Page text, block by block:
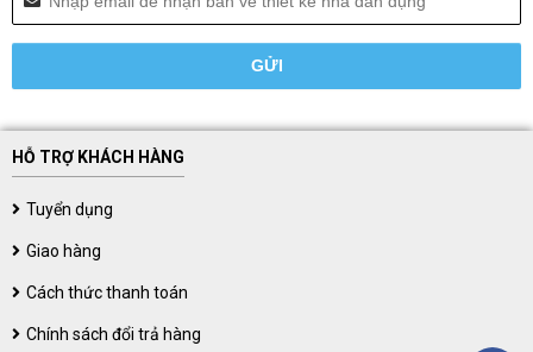
HỖ TRỢ KHÁCH HÀNG
Tuyển dụng
Giao hàng
Cách thức thanh toán
Chính sách đổi trả hàng